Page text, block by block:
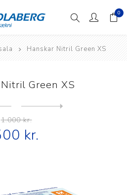
0
Hanskar Nitril Green XS
Green XS
1.000 kr.
kr.